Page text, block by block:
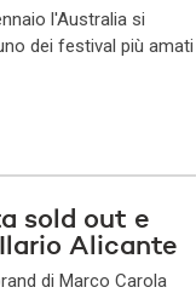
l'Australia si
dei festival più amati
sold out e
Alicante
di Marco Carola